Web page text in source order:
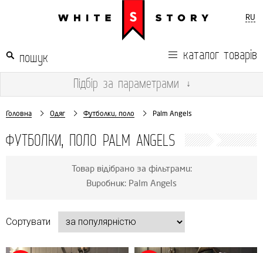
RU
каталог товарів
Підбір за параметрами ↓
Головна Одяг Футболки, поло Palm Angels
ФУТБОЛКИ, ПОЛО PALM ANGELS
Товар відібрано за фільтрами:
Виробник: Palm Angels
Сортувати